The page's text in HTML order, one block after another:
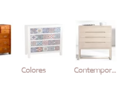
Colores Contemporaneo